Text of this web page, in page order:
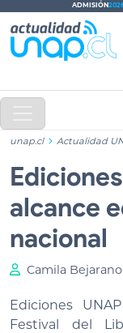
ADMISIÓN
unap.cl Actualidad
alcance
nacional
Camila Bejarano
Ediciones
Festival del